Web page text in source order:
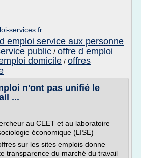
services.fr
emploi service aux personne
public / offre d emploi
domicile / offres
n'ont pas unifié le
...
au CEET et au laboratoire
économique (LISE)
sur les sites emplois donne
transparence du marché du travail